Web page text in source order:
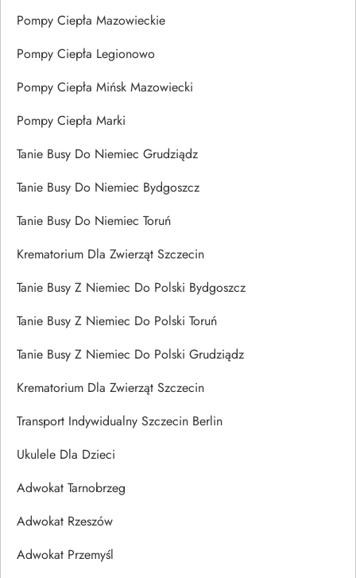
Pompy Ciepła Mazowieckie
Pompy Ciepła Legionowo
Pompy Ciepła Mińsk Mazowiecki
Pompy Ciepła Marki
Tanie Busy Do Niemiec Grudziądz
Tanie Busy Do Niemiec Bydgoszcz
Tanie Busy Do Niemiec Toruń
Krematorium Dla Zwierząt Szczecin
Tanie Busy Z Niemiec Do Polski Bydgoszcz
Tanie Busy Z Niemiec Do Polski Toruń
Tanie Busy Z Niemiec Do Polski Grudziądz
Krematorium Dla Zwierząt Szczecin
Transport Indywidualny Szczecin Berlin
Ukulele Dla Dzieci
Adwokat Tarnobrzeg
Adwokat Rzeszów
Adwokat Przemyśl